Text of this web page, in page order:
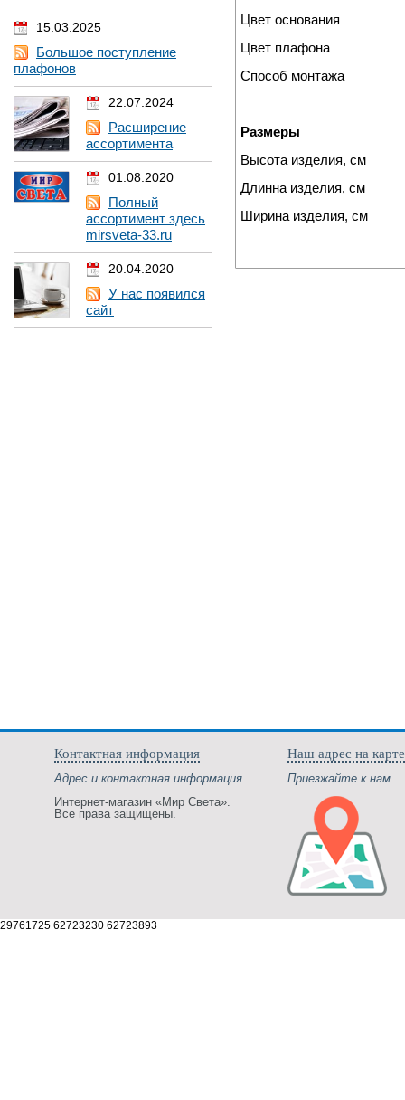
15.03.2025
Большое поступление
плафонов
22.07.2024
Расширение
ассортимента
01.08.2020
Полный
ассортимент здесь
mirsveta-33.ru
20.04.2020
У нас появился
сайт
Цвет основания
Цвет плафона
Способ монтажа
Размеры
Высота изделия, см
Длинна изделия, см
Ширина изделия, см
Контактная информация
Адрес и контактная информация
Интернет-магазин «Мир Света».
Все права защищены.
Наш адрес на карте
Приезжайте к нам .
29761725 62723230 62723893